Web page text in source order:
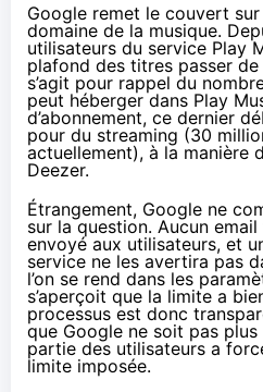
Google remet le couvert
domaine de la musique.
utilisateurs du service Play
plafond des titres passer
s’agit pour rappel du
peut héberger dans Play
d’abonnement, ce dernier
pour du streaming (30
actuellement), à la manière
Deezer.
Étrangement, Google ne
sur la question. Aucun email
envoyé aux utilisateurs, et
service ne les avertira pas
l’on se rend dans les
s’aperçoit que la limite a
processus est donc
que Google ne soit pas plus
partie des utilisateurs a
limite imposée.